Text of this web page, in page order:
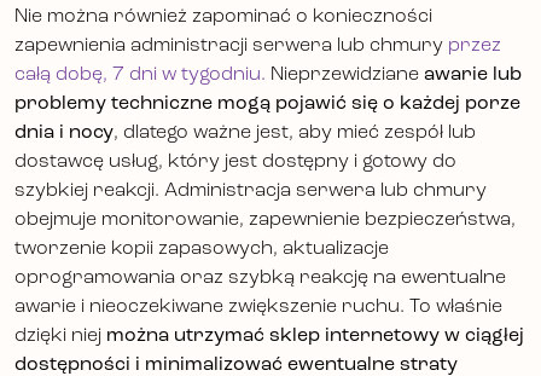
Nie można również zapominać o konieczności
zapewnienia administracji serwera lub chmury przez
całą dobę, 7 dni w tygodniu. Nieprzewidziane awarie lub
problemy techniczne mogą pojawić się o każdej porze
dnia i nocy, dlatego ważne jest, aby mieć zespół lub
dostawcę usług, który jest dostępny i gotowy do
szybkiej reakcji. Administracja serwera lub chmury
obejmuje monitorowanie, zapewnienie bezpieczeństwa,
tworzenie kopii zapasowych, aktualizacje
oprogramowania oraz szybką reakcję na ewentualne
awarie i nieoczekiwane zwiększenie ruchu. To właśnie
dzięki niej można utrzymać sklep internetowy w ciągłej
dostępności i minimalizować ewentualne straty